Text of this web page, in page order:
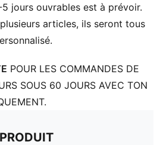
un meilleur maintien
sur les côtés
jours ouvrables est à prévoir.
articles, ils seront tous
POUR LES COMMANDES DE
SOUS 60 JOURS AVEC TON